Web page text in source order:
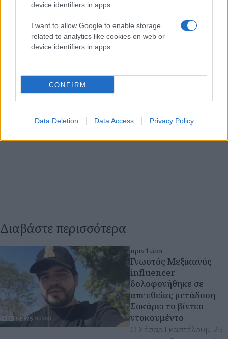
device identifiers in apps.
I want to allow Google to enable storage
related to analytics like cookies on web or
device identifiers in apps.
CONFIRM
Data Deletion Data Access Privacy Policy
Διαβάστε περισσότερα
πριν 1 ώρα
Γνωστός Μεξικανός
influencer
δολοφονήθηκε σε
απευθείας μετάδοση -
Σοκάρει το βίντεο
ντοκουμέντο
Ο Σέσαρ Γκαστέλουμ, 25